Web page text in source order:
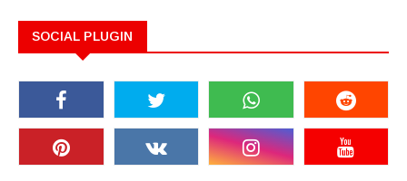
SOCIAL PLUGIN